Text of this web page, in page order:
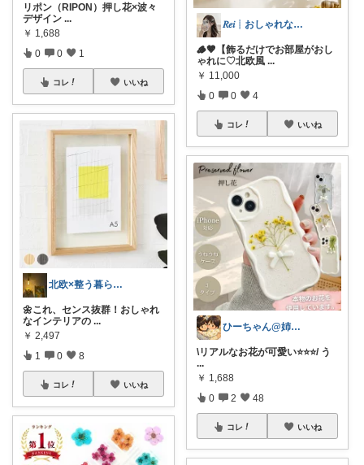
リポン（RIPON）押し花×波々
デザイン ...
￥ 1,688
0 0 1
コレ いいね
北欧×整う暮らし｜ハル
🌼これ、センス抜群！おしゃれ
なインテリアの ...
￥ 2,497
1 0 8
コレ いいね
𝑅𝑒𝑖┊おしゃれな暮らし🤍
🪵🤎【飾るだけでお部屋がおし
ゃれに♡北欧風 ...
￥ 11,000
0 0 4
コレ いいね
ひーちゃん@姉妹ママ
\リアルなお花が可愛い⭐️⭐️⭐️/ う
...
￥ 1,688
0 2 48
コレ いいね